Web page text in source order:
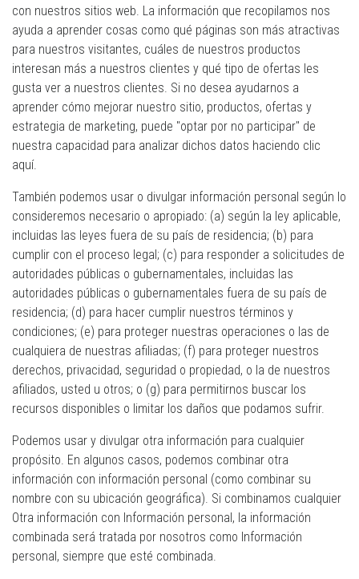
con nuestros sitios web. La información que recopilamos nos
ayuda a aprender cosas como qué páginas son más atractivas
para nuestros visitantes, cuáles de nuestros productos
interesan más a nuestros clientes y qué tipo de ofertas les
gusta ver a nuestros clientes. Si no desea ayudarnos a
aprender cómo mejorar nuestro sitio, productos, ofertas y
estrategia de marketing, puede "optar por no participar" de
nuestra capacidad para analizar dichos datos haciendo clic
aquí.
También podemos usar o divulgar información personal según lo
consideremos necesario o apropiado: (a) según la ley aplicable,
incluidas las leyes fuera de su país de residencia; (b) para
cumplir con el proceso legal; (c) para responder a solicitudes de
autoridades públicas o gubernamentales, incluidas las
autoridades públicas o gubernamentales fuera de su país de
residencia; (d) para hacer cumplir nuestros términos y
condiciones; (e) para proteger nuestras operaciones o las de
cualquiera de nuestras afiliadas; (f) para proteger nuestros
derechos, privacidad, seguridad o propiedad, o la de nuestros
afiliados, usted u otros; o (g) para permitirnos buscar los
recursos disponibles o limitar los daños que podamos sufrir.
Podemos usar y divulgar otra información para cualquier
propósito. En algunos casos, podemos combinar otra
información con información personal (como combinar su
nombre con su ubicación geográfica). Si combinamos cualquier
Otra información con Información personal, la información
combinada será tratada por nosotros como Información
personal, siempre que esté combinada.